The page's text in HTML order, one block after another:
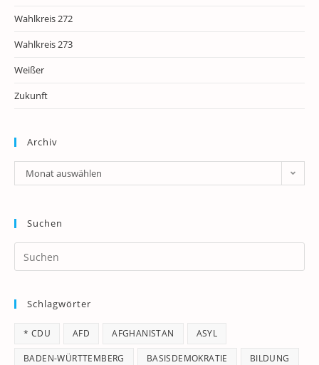
Wahlkreis 272
Wahlkreis 273
Weißer
Zukunft
Archiv
Archiv
Monat auswählen
Suchen
Schlagwörter
* CDU AFD AFGHANISTAN ASYL
BADEN-WÜRTTEMBERG BASISDEMOKRATIE BILDUNG